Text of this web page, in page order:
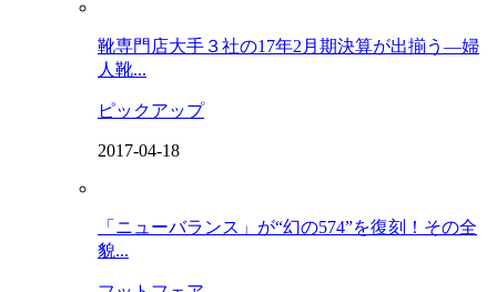
靴専門店大手３社の17年2月期決算が出揃う―婦
人靴...
ピックアップ
2017-04-18
「ニューバランス」が“幻の574”を復刻！その全
貌...